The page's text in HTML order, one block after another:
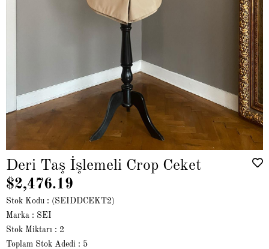
Deri Taş İşlemeli Crop Ceket
$2,476.19
Stok Kodu
(SEIDDCEKT2)
Marka : SEI
Stok Miktarı : 2
Toplam Stok Adedi : 5